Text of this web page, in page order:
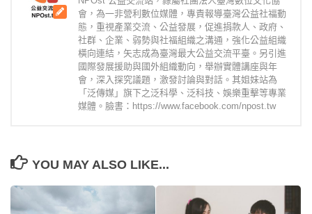
會，為一非營利數位媒體，專責報導臺灣公益社福動
態，重視產業交流、公益發展，促進捐款人、政府、
社群、企業、弱勢與社福組織之溝通，強化公益組織
橫向連結，矢志成為臺灣最大公益交流平臺。另引進
國際發展援助與國外組織動向，舉辦實體講座與年
會，深入探究議題，激發討論與對話。其姐妹站為
「泛傳媒」旗下之泛科學、泛科技、娛樂重擊等專業
媒體。臉書：https://www.facebook.com/npost.tw
YOU MAY ALSO LIKE...